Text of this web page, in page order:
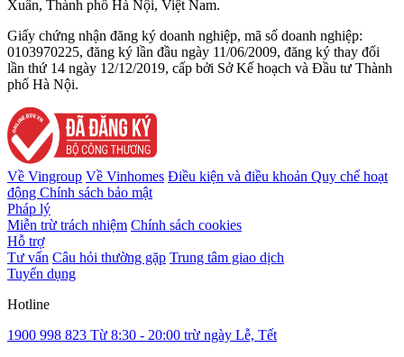
Xuân, Thành phố Hà Nội, Việt Nam.
Giấy chứng nhận đăng ký doanh nghiệp, mã số doanh nghiệp:
0103970225, đăng ký lần đầu ngày 11/06/2009, đăng ký thay đổi
lần thứ 14 ngày 12/12/2019, cấp bởi Sở Kế hoạch và Đầu tư Thành
phố Hà Nội.
Về Vingroup Về Vinhomes Điều kiện và điều khoản Quy chế hoạt
động Chính sách bảo mật
Pháp lý
Miễn trừ trách nhiệm Chính sách cookies
Hỗ trợ
Tư vấn Câu hỏi thường gặp Trung tâm giao dịch
Tuyển dụng
Hotline
1900 998 823 Từ 8:30 - 20:00 trừ ngày Lễ, Tết